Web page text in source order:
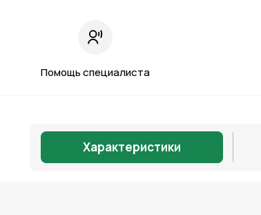
Помощь специалиста
Характеристики